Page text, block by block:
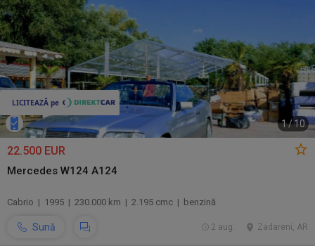
1/10
22.500 EUR
Mercedes W124 A124
Cabrio | 1995 | 230.000 km | 2.195 cmc | benzină
Sună Zadareni, AR
2 aug.